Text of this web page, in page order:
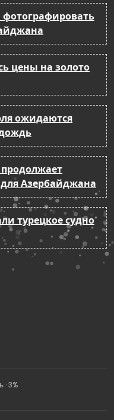
цены на золото
ожидаются
Азербайджана
турецкое судно
3%